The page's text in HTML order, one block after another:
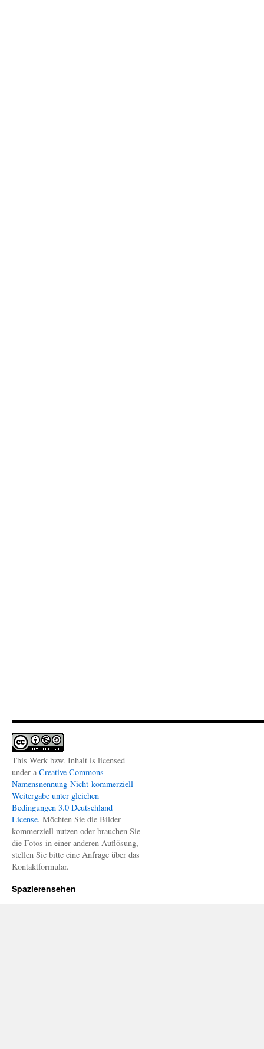
This Werk bzw. Inhalt is licensed
under a Creative Commons
Namensnennung-Nicht-kommerziell-
Weitergabe unter gleichen
Bedingungen 3.0 Deutschland
License. Möchten Sie die Bilder
kommerziell nutzen oder brauchen Sie
die Fotos in einer anderen Auflösung,
stellen Sie bitte eine Anfrage über das
Kontaktformular.
Spazierensehen